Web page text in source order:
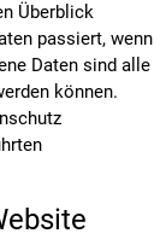
Überblick
passiert, wenn
Daten sind alle
können.